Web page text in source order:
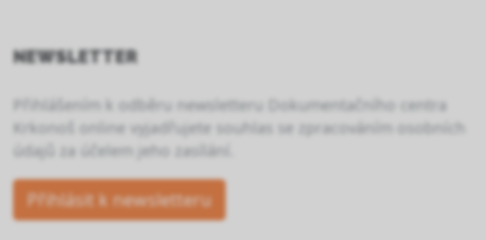
NEWSLETTER
Přihlášením k odběru newsletteru Dokumentačního centra
Krkonoš online vyjadřujete souhlas se zpracováním osobních
údajů za účelem jeho zasílání.
Přihlásit k newsletteru